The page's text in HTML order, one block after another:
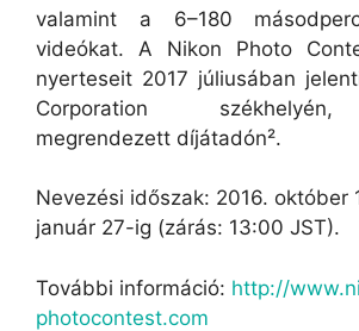
valamint a 6–180
videókat. A Nikon Photo
nyerteseit 2017 júliusában
Corporation
megrendezett díjátadón².
Nevezési időszak: 2016. október
január 27-ig (zárás: 13:00 JST).
További információ: http://
photocontest.com